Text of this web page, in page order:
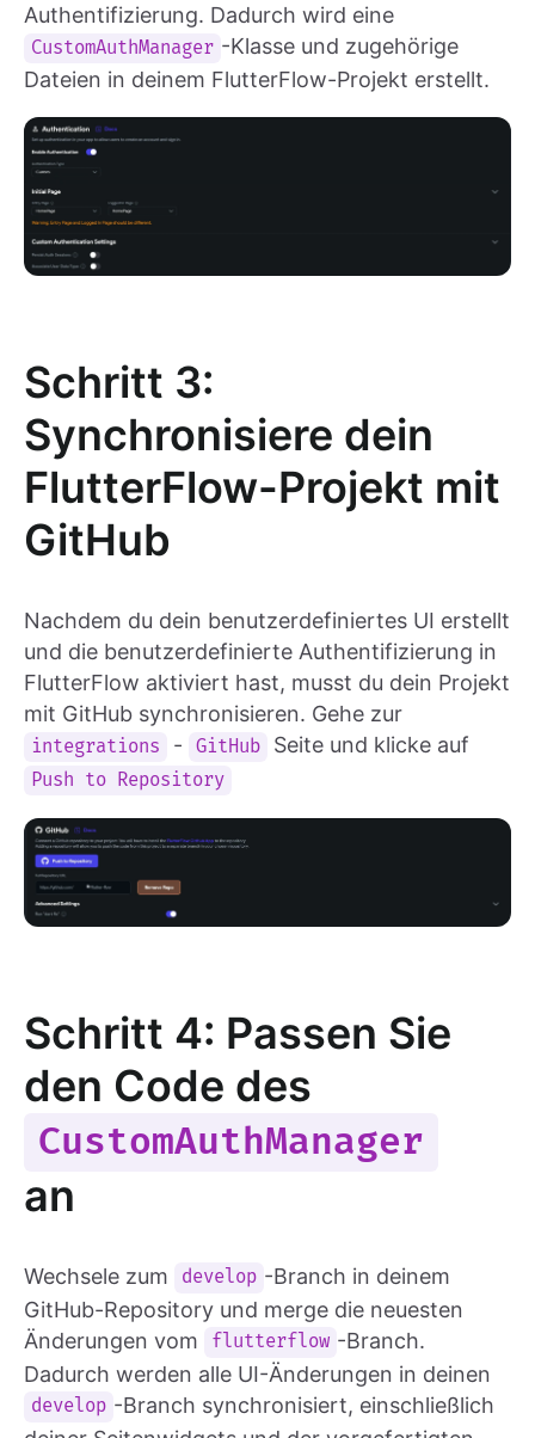
Authentifizierung. Dadurch wird eine
CustomAuthManager -Klasse und zugehörige
Dateien in deinem FlutterFlow-Projekt erstellt.
Schritt 3:
Synchronisiere dein
FlutterFlow-Projekt mit
GitHub
Nachdem du dein benutzerdefiniertes UI erstellt
und die benutzerdefinierte Authentifizierung in
FlutterFlow aktiviert hast, musst du dein Projekt
mit GitHub synchronisieren. Gehe zur
integrations - GitHub Seite und klicke auf
Push to Repository
Schritt 4: Passen Sie
den Code des
CustomAuthManager
an
Wechsele zum develop -Branch in deinem
GitHub-Repository und merge die neuesten
Änderungen vom
flutterflow -Branch.
Dadurch werden alle UI-Änderungen in deinen
develop -Branch synchronisiert, einschließlich